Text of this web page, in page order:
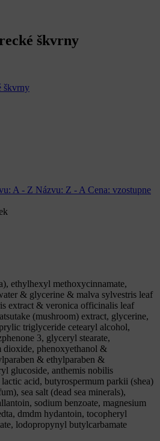
škvrny
škvrny
A - Z Názvu: Z - A Cena: vzostupne
ethylhexyl methoxycinnamate,
& glycerine & malva sylvestris leaf
extract & veronica officinalis leaf
(mushroom) extract, glycerine,
triglyceride cetearyl alcohol,
3, glyceryl stearate,
dioxide, phenoxyethanol &
& ethylparaben &
glucoside, anthemis nobilis
acid, butyrospermum parkii (shea)
sea salt (dead sea minerals),
sodium benzoate, magnesium
dmdm hydantoin, tocopheryl
lodopropynyl butylcarbamate